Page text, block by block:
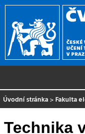
Úvodní stránka > Fakulta
Technika